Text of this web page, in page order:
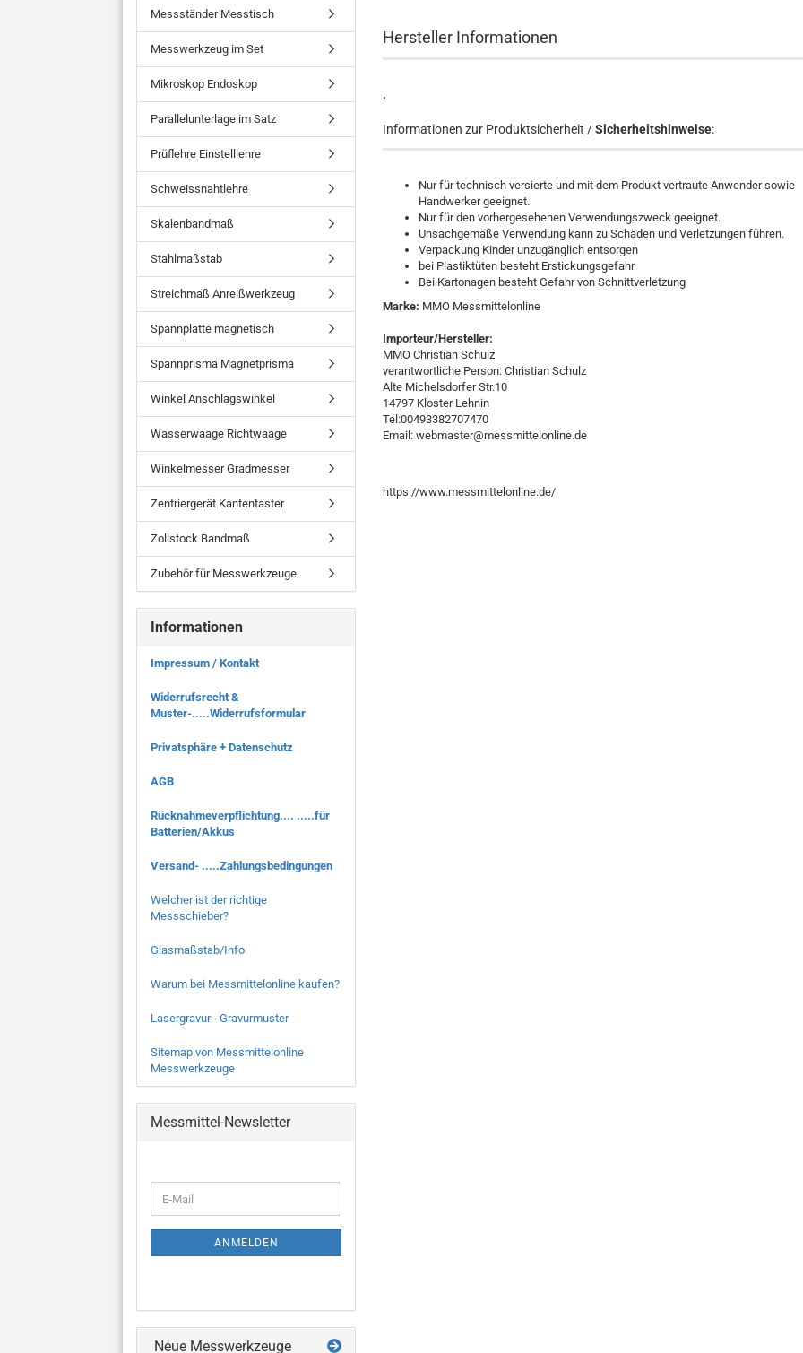
Hersteller Informationen
.
Informationen zur Produktsicherheit /Sicherheitshinweise:
Nur für technisch versierte und mit dem Produkt vertraute Anwender sowie
Handwerker geeignet.
Nur für den vorhergesehenen Verwendungszweck geeignet.
Unsachgemäße Verwendung kann zu Schäden und Verletzungen führen.
Verpackung Kinder unzugänglich entsorgen
bei Plastiktüten besteht Erstickungsgefahr
Bei Kartonagen besteht Gefahr von Schnittverletzung
Marke: MMO Messmittelonline
Importeur/Hersteller:
MMO Christian Schulz
verantwortliche Person: Christian Schulz
Alte Michelsdorfer Str.10
14797 Kloster Lehnin
Tel:00493382707470
Email: webmaster@messmittelonline.de
https://www.messmittelonline.de/
Messständer Messtisch
Messwerkzeug im Set
Mikroskop Endoskop
Parallelunterlage im Satz
Prüflehre Einstelllehre
Schweissnahtlehre
Skalenbandmaß
Stahlmaßstab
Streichmaß Anreißwerkzeug
Spannplatte magnetisch
Spannprisma Magnetprisma
Winkel Anschlagswinkel
Wasserwaage Richtwaage
Winkelmesser Gradmesser
Zentriergerät Kantentaster
Zollstock Bandmaß
Zubehör für Messwerkzeuge
Informationen
Impressum / Kontakt
Widerrufsrecht &
Muster-.....Widerrufsformular
Privatsphäre + Datenschutz
AGB
Rücknahmeverpflichtung.... .....für
Batterien/Akkus
Versand- .....Zahlungsbedingungen
Welcher ist der richtige
Messschieber?
Glasmaßstab/Info
Warum bei Messmittelonline kaufen?
Lasergravur - Gravurmuster
Sitemap von Messmittelonline
Messwerkzeuge
Messmittel-Newsletter
ZUR
ANMELDUNG
E-
Mail
ANMELDEN
Neue Messwerkzeuge